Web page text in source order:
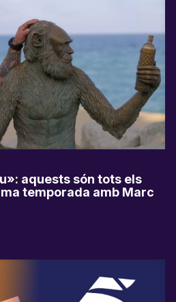
aquests són tots els
temporada amb Marc